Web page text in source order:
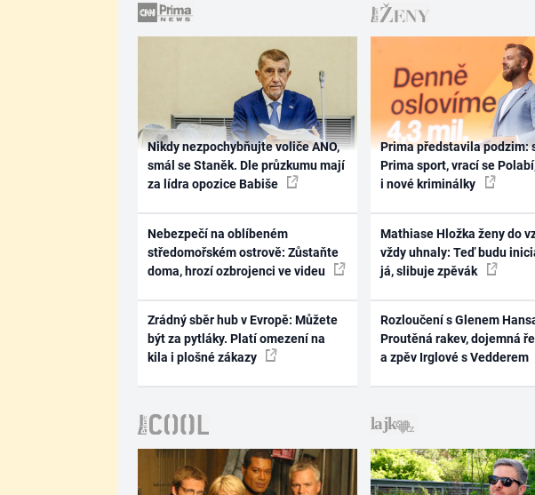
Nikdy nezpochybňujte voliče ANO,
smál se Staněk. Dle průzkumu mají
za lídra opozice Babiše
Nebezpečí na oblíbeném
středomořském ostrově: Zůstaňte
doma, hrozí ozbrojenci ve videu
Zrádný sběr hub v Evropě: Můžete
být za pytláky. Platí omezení na
kila i plošné zákazy
Prima představila podzim:
Prima sport, vrací se
i nové kriminálky
Mathiase Hložka ženy do
vždy uhnaly: Teď budu
já, slibuje zpěvák
Rozloučení s Glenem
Proutěná rakev, dojemná
a zpěv Irglové s Vedderem